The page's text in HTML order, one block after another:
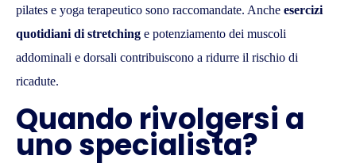
pilates e yoga terapeutico sono raccomandate. Anche esercizi
quotidiani di stretching e potenziamento dei muscoli
addominali e dorsali contribuiscono a ridurre il rischio di
ricadute.
Quando rivolgersi a
uno specialista?